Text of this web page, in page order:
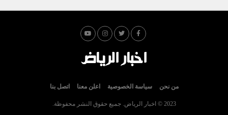
من نحن سياسة الخصوصية اعلن معنا اتصل بنا
2023 © اخبار الرياض. جميع حقوق النشر محفوظة.